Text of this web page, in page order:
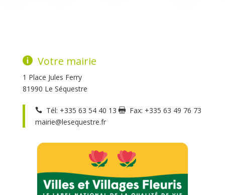
Votre mairie
1 Place Jules Ferry
81990 Le Séquestre
Tél: +335 63 54 40 13
Fax: +335 63 49 76 73
mairie@lesequestre.fr